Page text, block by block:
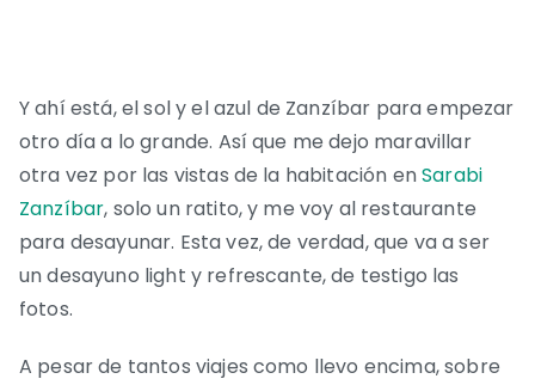
Y ahí está, el sol y el azul de Zanzíbar para empezar
otro día a lo grande. Así que me dejo maravillar
otra vez por las vistas de la habitación enSarabi
Zanzíbar, solo un ratito, y me voy al restaurante
para desayunar. Esta vez, de verdad, que va a ser
un desayuno light y refrescante, de testigo las
fotos.
A pesar de tantos viajes como llevo encima, sobre